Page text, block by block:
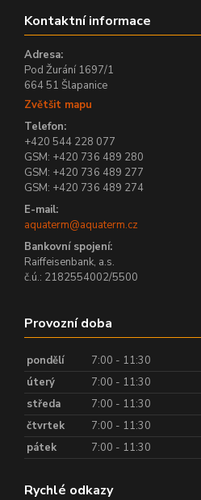
Kontaktní informace
Adresa:
Pod Žurání 1697/1
664 51 Šlapanice
Zvětšit mapu
Telefon:
+420 544 228 077
GSM: +420 736 489 280
GSM: +420 736 489 277
GSM: +420 736 489 274
E-mail:
aquaterm@aquaterm.cz
Bankovní spojení:
Raiffeisenbank, a.s.
č.ú.: 2182554002/5500
Provozní doba
pondělí 7:00 - 11:30
úterý
7:00 - 11:30
středa
7:00 - 11:30
čtvrtek
7:00 - 11:30
pátek
7:00 - 11:30
Rychlé odkazy